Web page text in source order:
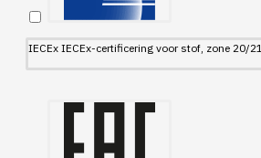
IECEx IECEx-certificering voor stof, zone 20/21.